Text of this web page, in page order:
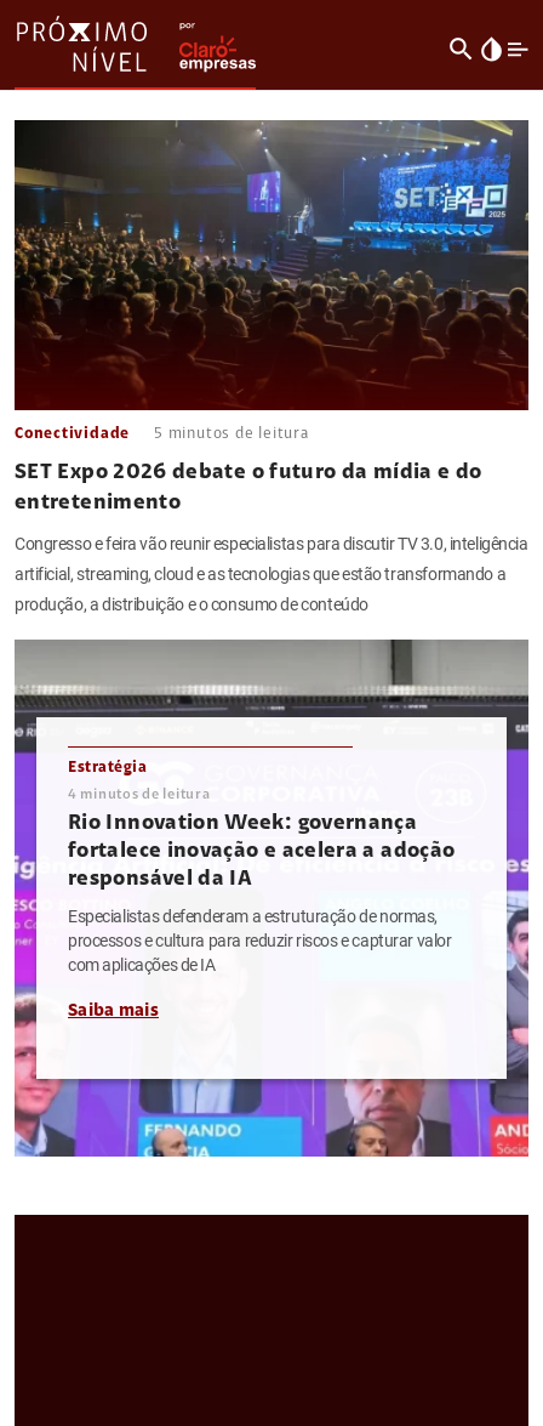
search invert_colors
Conectividade 5 minutos de leitura
SET Expo 2026 debate o futuro da mídia e do
entretenimento
Congresso e feira vão reunir especialistas para discutir TV 3.0, inteligência
artificial, streaming, cloud e as tecnologias que estão transformando a
produção, a distribuição e o consumo de conteúdo
Estratégia
4 minutos de leitura
Rio Innovation Week: governança
fortalece inovação e acelera a adoção
responsável da IA
Especialistas defenderam a estruturação de normas,
processos e cultura para reduzir riscos e capturar valor
com aplicações de IA
Saiba mais